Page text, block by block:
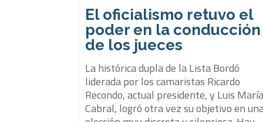
El oficialismo retuvo el
poder en la conducción
de los jueces
La histórica dupla de la Lista Bordó
liderada por los camaristas Ricardo
Recondo, actual presidente, y Luis
Cabral, logró otra vez su objetivo en